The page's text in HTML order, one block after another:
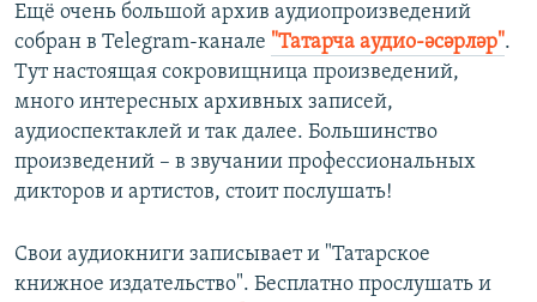
Ещё очень большой архив аудиопроизведений
собран в Telegram-канале "Татарча аудио-әсәрләр".
Тут настоящая сокровищница произведений,
много интересных архивных записей,
аудиоспектаклей и так далее. Большинство
произведений – в звучании профессиональных
дикторов и артистов, стоит послушать!
Свои аудиокниги записывает и "Татарское
книжное издательство". Бесплатно прослушать и